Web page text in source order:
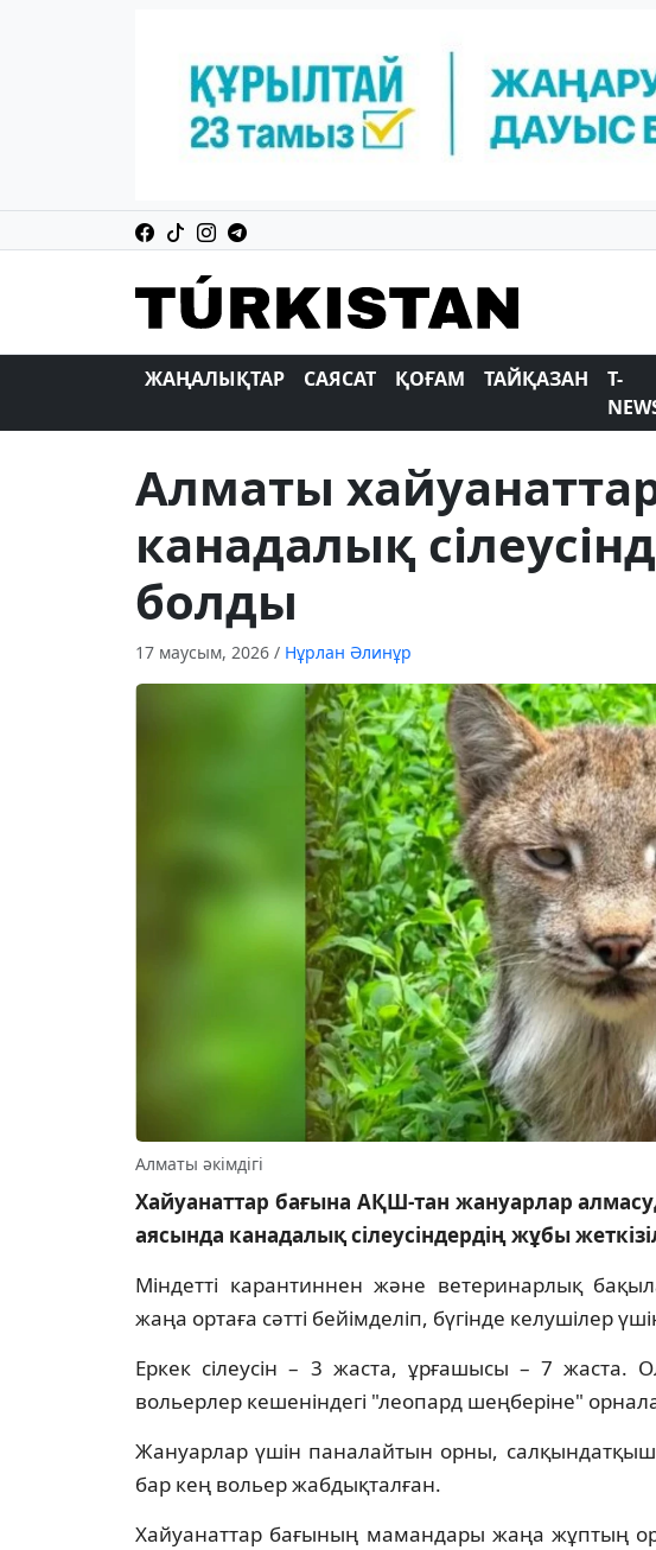
ЖАҢАЛЫҚТАР САЯСАТ ҚОҒАМ ТАЙҚАЗАН
T-
Алматы
канадалық
болды
17 маусым, 2026 / Нұрлан Әлинұр
Алматы әкімдігі
Хайуанаттар бағына АҚШ-тан жануарлар
аясында канадалық сілеусіндердің жұбы
Міндетті карантиннен және ветеринарлық
жаңа ортаға сәтті бейімделіп, бүгінде келушілер
Еркек сілеусін – 3 жаста, ұрғашысы – 7 жаста.
вольерлер кешеніндегі "леопард шеңберіне"
Жануарлар үшін паналайтын орны,
бар кең вольер жабдықталған.
Хайуанаттар бағының мамандары жаңа жұптың